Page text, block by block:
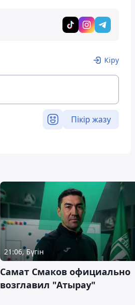
Кіру
Пікір жазу
21:06, Бүгін
Самат Смаков официально
возглавил "Атырау"